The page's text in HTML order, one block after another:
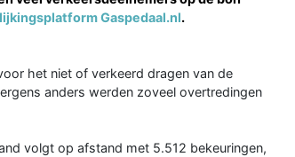
Gaspedaal.nl.
het niet of verkeerd dragen van de
anders werden zoveel overtredingen
volgt op afstand met 5.512 bekeuringen,